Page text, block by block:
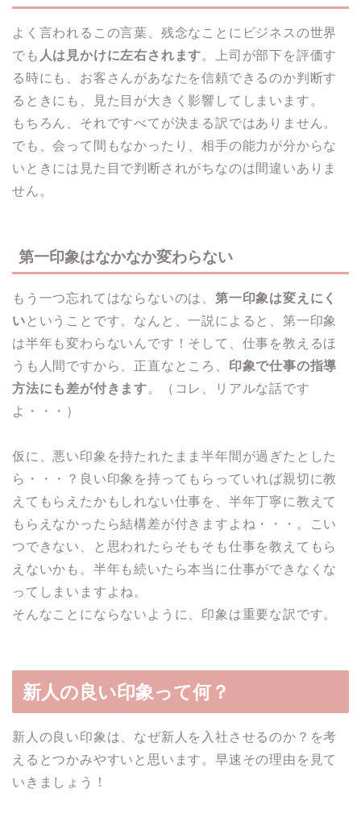
よく言われるこの言葉、残念なことにビジネスの世界
でも 人は見かけに左右されます。上司が部下を評価す
る時にも、お客さんがあなたを信頼できるのか判断す
るときにも、見た目が大きく影響してしまいます。
もちろん、それですべてが決まる訳ではありません。
でも、会って間もなかったり、相手の能力が分からな
いときには見た目で判断されがちなのは間違いありま
せん。
第一印象はなかなか変わらない
もう一つ忘れてはならないのは、 第一印象は変えにく
い ということです。なんと、一説によると、第一印象
は半年も変わらないんです！そして、仕事を教えるほ
うも人間ですから、正直なところ、
印象で仕事の指導
方法にも差が付きます。（コレ、リアルな話です
よ・・・）
仮に、悪い印象を持たれたまま半年間が過ぎたとした
ら・・・？良い印象を持ってもらっていれば親切に教
えてもらえたかもしれない仕事を、半年丁寧に教えて
もらえなかったら結構差が付きますよね・・・。こい
つできない、と思われたらそもそも仕事を教えてもら
えないかも。半年も続いたら本当に仕事ができなくな
ってしまいますよね。
そんなことにならないように、印象は重要な訳です。
新人の良い印象って何？
新人の良い印象は、なぜ新人を入社させるのか？を考
えるとつかみやすいと思います。早速その理由を見て
いきましょう！